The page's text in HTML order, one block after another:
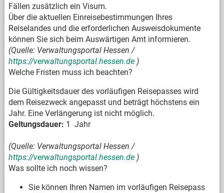
Fällen zusätzlich ein Visum.
Über die aktuellen Einreisebestimmungen Ihres
Reiselandes und die erforderlichen Ausweisdokumente
können Sie sich beim Auswärtigen Amt informieren.
(Quelle: Verwaltungsportal Hessen /
https://verwaltungsportal.hessen.de )
Welche Fristen muss ich beachten?
Die Gültigkeitsdauer des vorläufigen Reisepasses wird
dem Reisezweck angepasst und beträgt höchstens ein
Jahr. Eine Verlängerung ist nicht möglich.
Geltungsdauer: 1 Jahr
(Quelle: Verwaltungsportal Hessen /
https://verwaltungsportal.hessen.de )
Was sollte ich noch wissen?
Sie können Ihren Namen im vorläufigen Reisepass